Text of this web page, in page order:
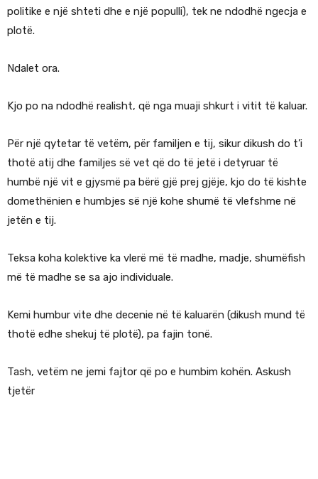
politike e një shteti dhe e një populli), tek ne ndodhë ngecja e
plotë.
Ndalet ora.
Kjo po na ndodhë realisht, që nga muaji shkurt i vitit të kaluar.
Për një qytetar të vetëm, për familjen e tij, sikur dikush do t’i
thotë atij dhe familjes së vet që do të jetë i detyruar të
humbë një vit e gjysmë pa bërë gjë prej gjëje, kjo do të kishte
domethënien e humbjes së një kohe shumë të vlefshme në
jetën e tij.
Teksa koha kolektive ka vlerë më të madhe, madje, shumëfish
më të madhe se sa ajo individuale.
Kemi humbur vite dhe decenie në të kaluarën (dikush mund të
thotë edhe shekuj të plotë), pa fajin tonë.
Tash, vetëm ne jemi fajtor që po e humbim kohën. Askush
tjetër